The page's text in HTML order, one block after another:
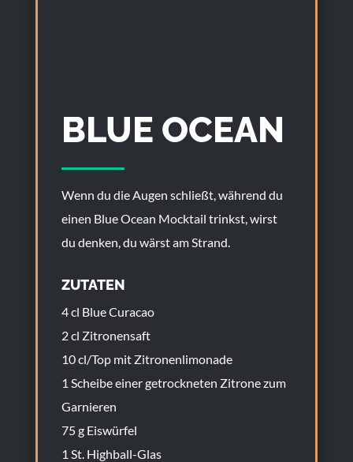
BLUE OCEAN
Wenn du die Augen schließt, während du
einen Blue Ocean Mocktail trinkst, wirst
du denken, du wärst am Strand.
ZUTATEN
4 cl Blue Curacao
2 cl Zitronensaft
10 cl/Top mit Zitronenlimonade
1 Scheibe einer getrockneten Zitrone zum
Garnieren
75 g Eiswürfel
1 St. Highball-Glas